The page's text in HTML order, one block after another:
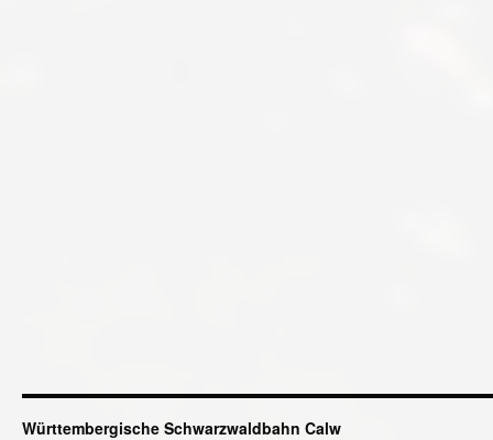
Württembergische Schwarzwaldbahn Calw